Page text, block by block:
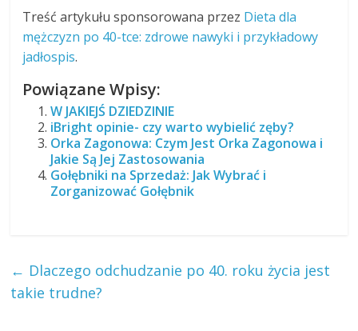
Treść artykułu sponsorowana przez Dieta dla
mężczyzn po 40-tce: zdrowe nawyki i przykładowy
jadłospis.
Powiązane Wpisy:
W JAKIEJŚ DZIEDZINIE
iBright opinie- czy warto wybielić zęby?
Orka Zagonowa: Czym Jest Orka Zagonowa i
Jakie Są Jej Zastosowania
Gołębniki na Sprzedaż: Jak Wybrać i
Zorganizować Gołębnik
← Dlaczego odchudzanie po 40. roku życia jest
takie trudne?